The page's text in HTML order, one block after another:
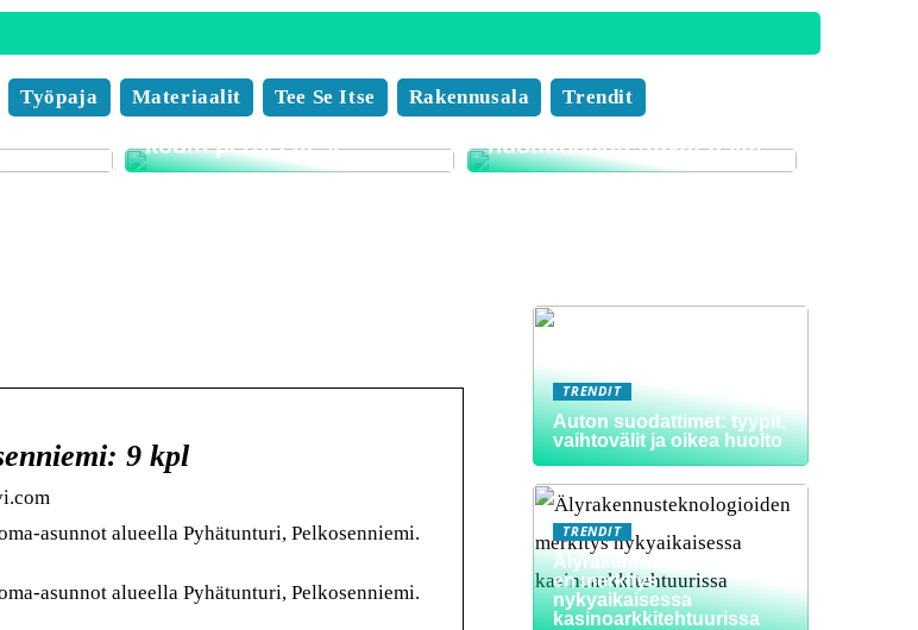
Työpaja Materiaalit Tee Se Itse Rakennusala Trendit
Näin löydät unelmiesi
kodin perheellesi
Muuttofirman valinnan
edut ja tärkeät
huomioonotettavat asiat
9 kpl
asunnot alueella Pyhätunturi, Pelkosenniemi.
asunnot alueella Pyhätunturi, Pelkosenniemi.
TRENDIT
Auton suodattimet: tyypit,
vaihtovälit ja oikea huolto
TRENDIT
Älyrakennusteknologioid
en merkitys
nykyaikaisessa
kasinoarkkitehtuurissa